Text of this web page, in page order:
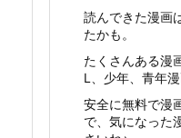
読んできた漫画
たかも。
たくさんある漫
L、少年、青年
安全に無料で漫
で、気になった